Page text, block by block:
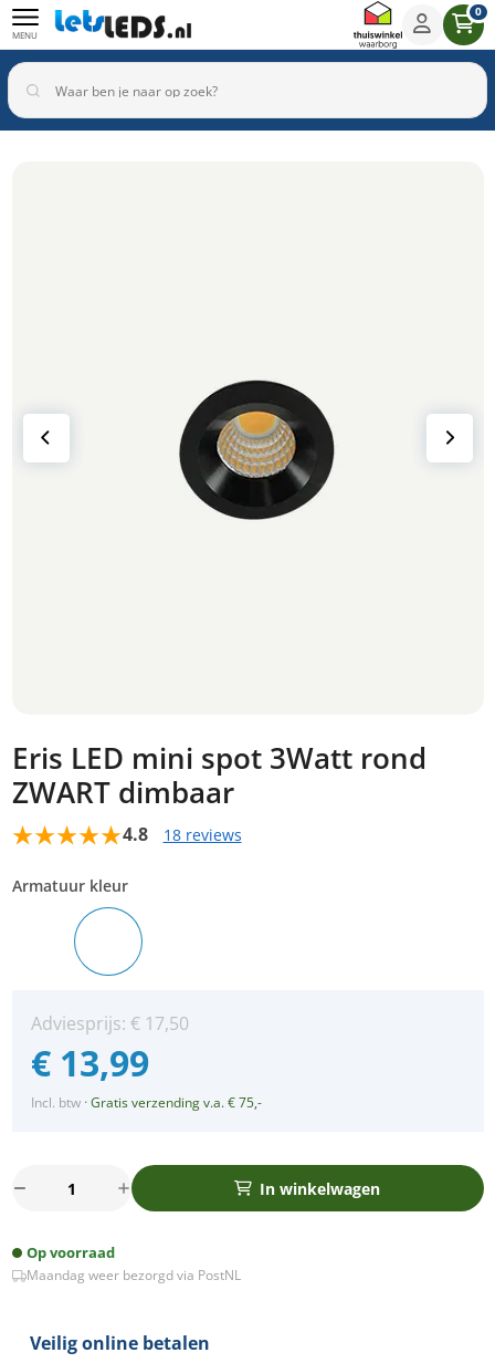
MENU
0
Eris LED mini spot 3Watt rond
ZWART dimbaar
4.8 18 reviews
Armatuur kleur
Adviesprijs: € 17,50
€ 13,99
Incl. btw ·Gratis verzending v.a. € 75,-
spot
3Watt
dimbaar
In winkelwagen
Op voorraad
Maandag weer bezorgd via PostNL
Veilig online betalen